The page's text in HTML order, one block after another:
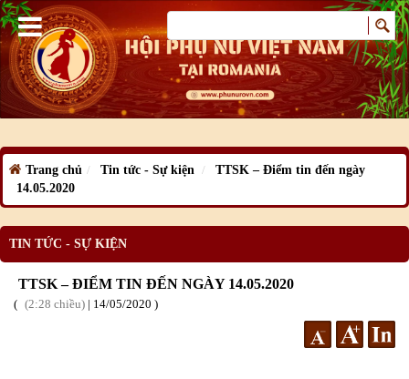
Trang chủ Tin tức - Sự kiện
TTSK – Điểm tin đến ngày
14.05.2020
TIN TỨC - SỰ KIỆN
TTSK – ĐIỂM TIN ĐẾN NGÀY 14.05.2020
2:28 chiều | 14/05/2020